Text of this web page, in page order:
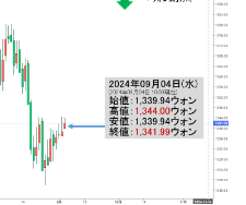
っそく不動産対策で浅薄な発
同じく」投資に不適格な国
「金の保有量を増やしま
」手段ではないのか？
「1日当たり1,214.4億ド